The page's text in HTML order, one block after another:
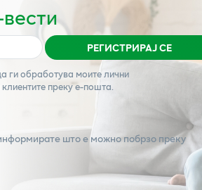
РЕГИСТРИРАЈ СЕ
ги обработува моите лични
преку е-пошта.
што е можно побрзо преку